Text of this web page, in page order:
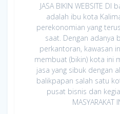
JASA BIKIN WEBSITE
adalah ibu kota
perekonomian yang
saat. Dengan adanya
perkantoran, kawasan
membuat (bikin) kota ini
jasa yang sibuk dengan
balikpapan salah satu
pusat bisnis dan
MASYARAKAT